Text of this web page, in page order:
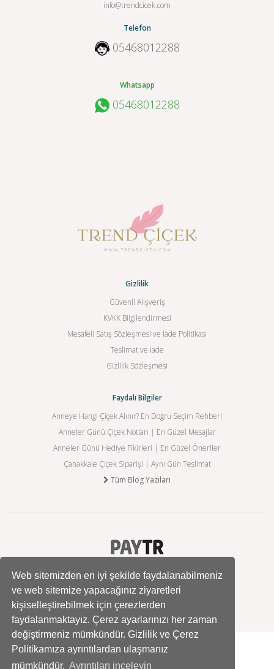
Web sitemizden en iyi şekilde faydalanabilmeniz
ve web sitemize yapacağınız ziyaretleri
kişiselleştirebilmek için çerezlerden
faydalanmaktayız. Çerez ayarlarınızı her zaman
değiştirmeniz mümkündür. Gizlilik ve Çerez
Politikamıza ayrıntılardan ulaşmanız
mümkündür. Ayrıntıları inceleyin
info@trendcicek.com
Telefon
05468012288
Whatsapp
05468012288
Gizlilik
Güvenli Alışveriş
KVKK Bilgilendirmesi
Mesafeli Satış Sözleşmesi ve İade Politikası
Teslimat ve İade
Gizlilik Sözleşmesi
Faydalı Bilgiler
Anneye Hangi Çiçek Alınır? En Doğru Seçim Rehberi
Anneler Günü Çiçek Notları | En Güzel Mesajlar
Anneler Günü Hediye Fikirleri | En Güzel Öneriler
Çanakkale Çiçek Siparişi | Aynı Gün Teslimat
Tüm Blog Yazıları